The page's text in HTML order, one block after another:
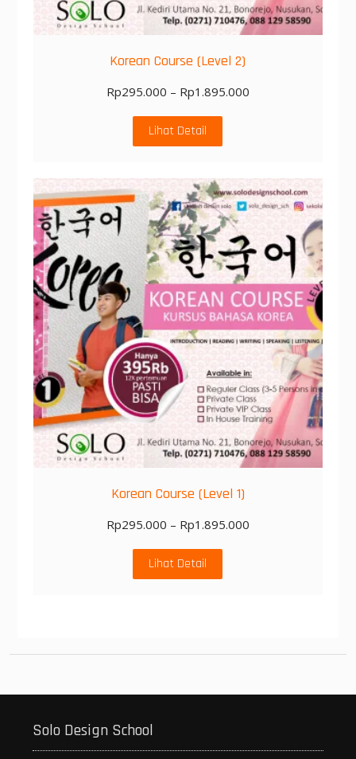
Korean Course (Level 2)
Rp295.000 – Rp1.895.000
Lihat Detail
Korean Course (Level 1)
Rp295.000 – Rp1.895.000
Lihat Detail
Solo Design School